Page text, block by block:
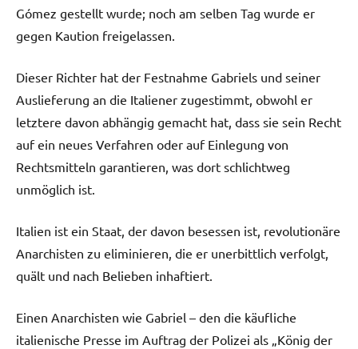
Gómez gestellt wurde; noch am selben Tag wurde er
gegen Kaution freigelassen.
Dieser Richter hat der Festnahme Gabriels und seiner
Auslieferung an die Italiener zugestimmt, obwohl er
letztere davon abhängig gemacht hat, dass sie sein Recht
auf ein neues Verfahren oder auf Einlegung von
Rechtsmitteln garantieren, was dort schlichtweg
unmöglich ist.
Italien ist ein Staat, der davon besessen ist, revolutionäre
Anarchisten zu eliminieren, die er unerbittlich verfolgt,
quält und nach Belieben inhaftiert.
Einen Anarchisten wie Gabriel – den die käufliche
italienische Presse im Auftrag der Polizei als „König der